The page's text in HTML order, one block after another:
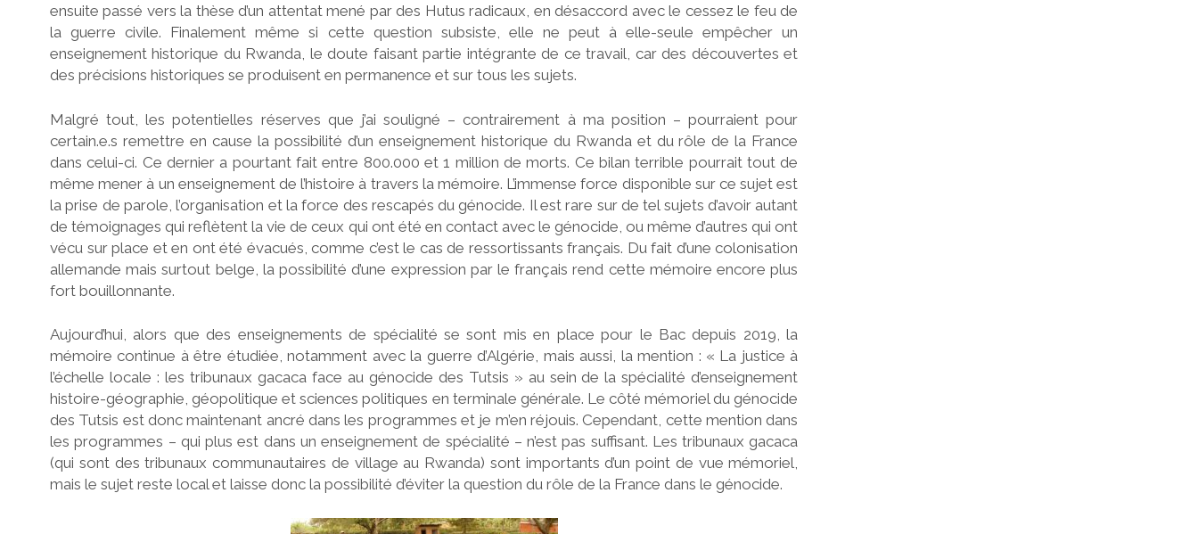
ensuite passé vers la thèse d’un attentat mené par des Hutus radicaux, en désaccord avec le cessez le feu de
la guerre civile. Finalement même si cette question subsiste, elle ne peut à elle-seule empêcher un
enseignement historique du Rwanda, le doute faisant partie intégrante de ce travail, car des découvertes et
des précisions historiques se produisent en permanence et sur tous les sujets.
Malgré tout, les potentielles réserves que j’ai souligné – contrairement à ma position – pourraient pour
certain.e.s remettre en cause la possibilité d’un enseignement historique du Rwanda et du rôle de la France
dans celui-ci. Ce dernier a pourtant fait entre 800.000 et 1 million de morts. Ce bilan terrible pourrait tout de
même mener à un enseignement de l’histoire à travers la mémoire. L’immense force disponible sur ce sujet est
la prise de parole, l’organisation et la force des rescapés du génocide. Il est rare sur de tel sujets d’avoir autant
de témoignages qui reflètent la vie de ceux qui ont été en contact avec le génocide, ou même d’autres qui ont
vécu sur place et en ont été évacués, comme c’est le cas de ressortissants français. Du fait d’une colonisation
allemande mais surtout belge, la possibilité d’une expression par le français rend cette mémoire encore plus
fort bouillonnante.
Aujourd’hui, alors que des enseignements de spécialité se sont mis en place pour le Bac depuis 2019, la
mémoire continue à être étudiée, notamment avec la guerre d’Algérie, mais aussi, la mention : « La justice à
l’échelle locale : les tribunaux gacaca face au génocide des Tutsis » au sein de la spécialité d’enseignement
histoire-géographie, géopolitique et sciences politiques en terminale générale. Le côté mémoriel du génocide
des Tutsis est donc maintenant ancré dans les programmes et je m’en réjouis. Cependant, cette mention dans
les programmes – qui plus est dans un enseignement de spécialité – n’est pas suffisant. Les tribunaux gacaca
(qui sont des tribunaux communautaires de village au Rwanda) sont importants d’un point de vue mémoriel,
mais le sujet reste local et laisse donc la possibilité d’éviter la question du rôle de la France dans le génocide.